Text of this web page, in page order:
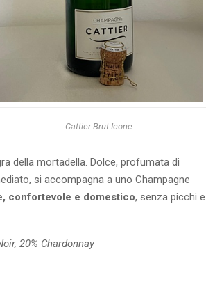
Cattier Brut Icone
della mortadella. Dolce, profumata di
si accompagna a uno Champagne
confortevole e domestico, senza picchi e
20% Chardonnay